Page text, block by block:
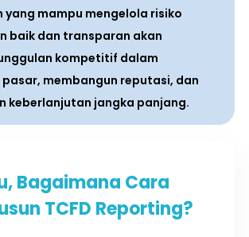
yang mampu mengelola risiko
baik dan transparan akan
kompetitif dalam
membangun reputasi, dan
keberlanjutan jangka panjang.
Bagaimana Cara
TCFD Reporting?